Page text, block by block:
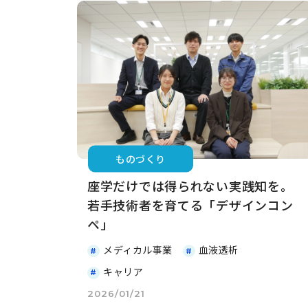
ものづくり
座学だけでは得られない実践知を。
若手技術者を育てる「デザインコン
ペ」
メディカル事業
血液透析
キャリア
2026/01/21